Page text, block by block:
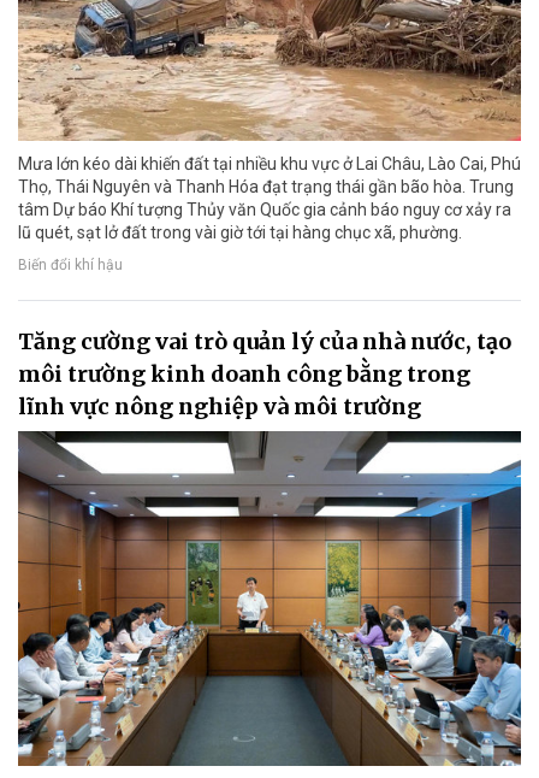
Mưa lớn kéo dài khiến đất tại nhiều khu vực ở Lai Châu, Lào Cai, Phú
Thọ, Thái Nguyên và Thanh Hóa đạt trạng thái gần bão hòa. Trung
tâm Dự báo Khí tượng Thủy văn Quốc gia cảnh báo nguy cơ xảy ra
lũ quét, sạt lở đất trong vài giờ tới tại hàng chục xã, phường.
Biến đổi khí hậu
Tăng cường vai trò quản lý của nhà nước, tạo
môi trường kinh doanh công bằng trong
lĩnh vực nông nghiệp và môi trường